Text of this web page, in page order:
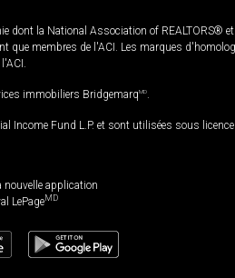
dont la National Association of REALTORS®
membres de l'ACI. Les marques
immobiliers BridgemarqMD
Income Fund L.P. et sont utilisées sous
nouvelle application
LePageMD